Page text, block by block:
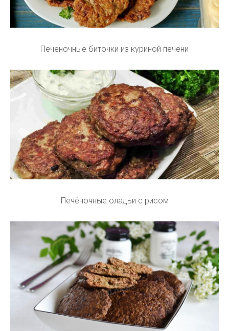
Печеночные биточки из куриной печени
Печёночные оладьи с рисом